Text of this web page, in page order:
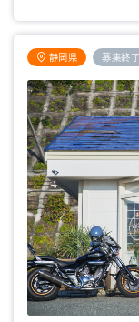
静岡県 募集終了